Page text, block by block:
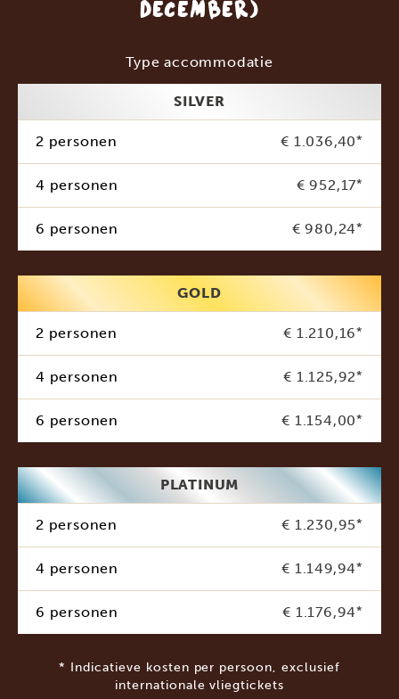
DECEMBER)
Type accommodatie
SILVER
2 personen € 1.036,40*
4 personen € 952,17*
6 personen € 980,24*
GOLD
2 personen € 1.210,16*
4 personen € 1.125,92*
6 personen € 1.154,00*
PLATINUM
2 personen € 1.230,95*
4 personen € 1.149,94*
6 personen € 1.176,94*
* Indicatieve kosten per persoon, exclusief
internationale vliegtickets